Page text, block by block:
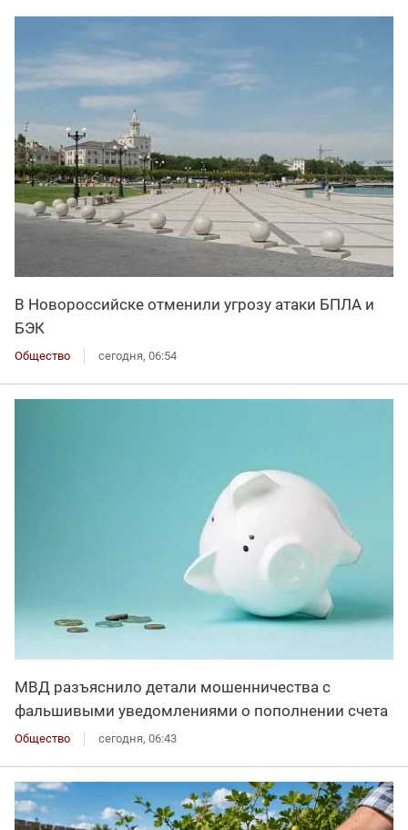
В Новороссийске отменили угрозу атаки БПЛА и
БЭК
Общество сегодня, 06:54
МВД разъяснило детали мошенничества с
фальшивыми уведомлениями о пополнении счета
Общество сегодня, 06:43